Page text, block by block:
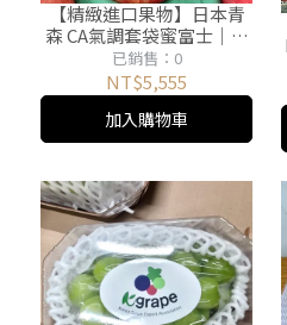
【精緻進口果物】日本青
森 CA氣調套袋蜜富士｜滿
身果霜處女果｜整箱直送
已銷售：0
NT$5,555
加入購物車